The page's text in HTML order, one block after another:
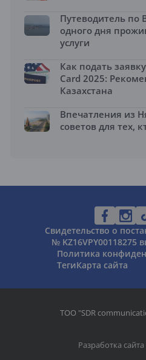
Путеводитель по
одного дня
услуги
Как подать
Card 2025:
Казахстана
Впечатления из
советов для тех,
Свидетельство о
№ KZ16VPY00118275
Политика
ТегиКарта сайта
ТОО "SDR
Разработка сайта